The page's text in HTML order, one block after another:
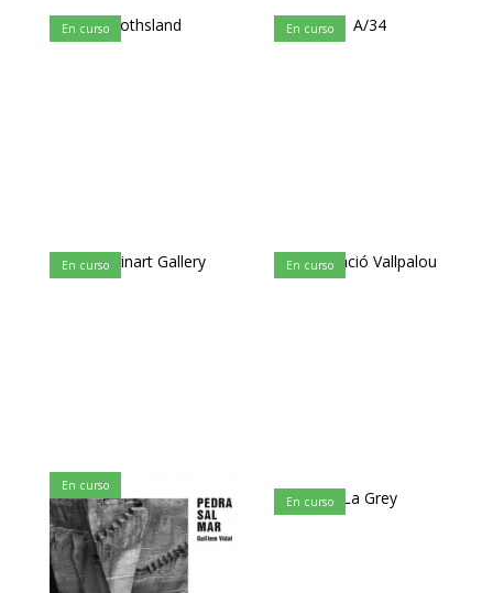
En curso Gothsland En curso A/34
En cursoImaginart Gallery En curso
Fundació Vallpalou
En curso
En curso La Grey